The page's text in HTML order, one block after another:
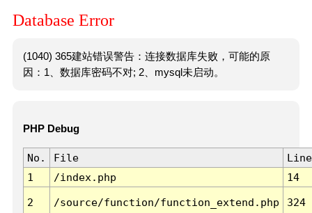
Database Error
(1040) 365建站错误警告：连接数据库失败，可能的原
因：1、数据库密码不对; 2、mysql未启动。
PHP Debug
No. File
Line
1
/index.php 14
2 /source/function/function_extend.php 324